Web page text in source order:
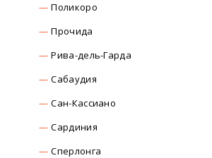
Поликоро
Прочида
Рива-дель-Гарда
Сабаудия
Сан-Кассиано
Сардиния
Сперлонга